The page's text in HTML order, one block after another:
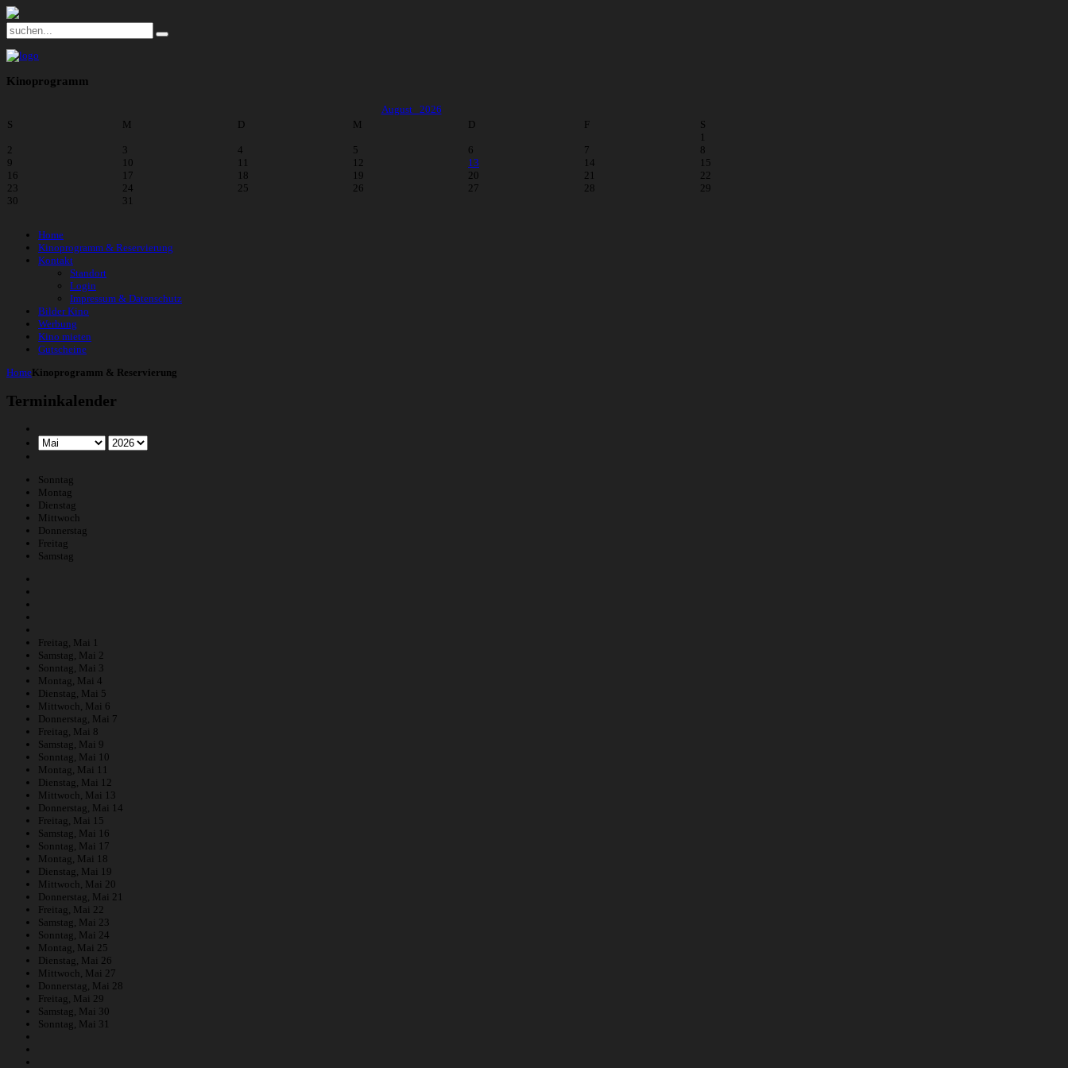
Kinoprogramm
August 2026
S
M D M D F
S
1
2
3 4 5 6 7
8
9
10 11 12 13 14
15
16
17 18 19 20 21
22
23
24 25 26 27 28
29
30
31
Home
Kinoprogramm & Reservierung
Kontakt
Standort
Login
Impressum & Datenschutz
Bilder Kino
Werbung
Kino mieten
Gutscheine
HomeKinoprogramm & Reservierung
Terminkalender
Sonntag
Montag
Dienstag
Mittwoch
Donnerstag
Freitag
Samstag
Freitag, Mai 1
Samstag, Mai 2
Sonntag, Mai 3
Montag, Mai 4
Dienstag, Mai 5
Mittwoch, Mai 6
Donnerstag, Mai 7
Freitag, Mai 8
Samstag, Mai 9
Sonntag, Mai 10
Montag, Mai 11
Dienstag, Mai 12
Mittwoch, Mai 13
Donnerstag, Mai 14
Freitag, Mai 15
Samstag, Mai 16
Sonntag, Mai 17
Montag, Mai 18
Dienstag, Mai 19
Mittwoch, Mai 20
Donnerstag, Mai 21
Freitag, Mai 22
Samstag, Mai 23
Sonntag, Mai 24
Montag, Mai 25
Dienstag, Mai 26
Mittwoch, Mai 27
Donnerstag, Mai 28
Freitag, Mai 29
Samstag, Mai 30
Sonntag, Mai 31